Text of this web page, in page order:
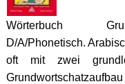
Wörterbuch
D/A/Phonetisch.
oft mit zwei